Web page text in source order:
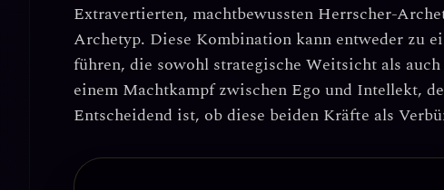
Extravertierten, machtbewussten Herrscher-
Archetyp. Diese Kombination kann entweder zu
führen, die sowohl strategische Weitsicht als
einem Machtkampf zwischen Ego und Intellekt,
Entscheidend ist, ob diese beiden Kräfte als